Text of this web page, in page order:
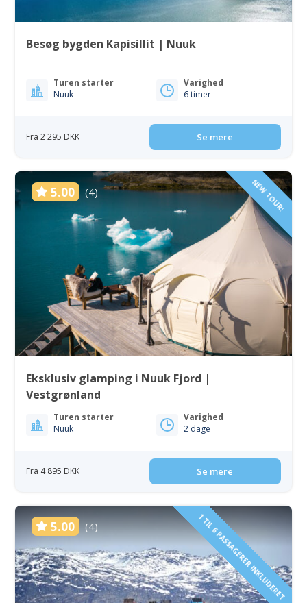
Besøg bygden Kapisillit | Nuuk
Turen starter
Nuuk
Varighed
6 timer
Fra 2 295 DKK Se mere
5.00 (4) NEW TOUR!
Eksklusiv glamping i Nuuk Fjord |
Vestgrønland
Turen starter
Nuuk
Varighed
2 dage
Fra 4 895 DKK Se mere
5.00 (4) 1 TIL 6 PASSAGERER INKLUDERET